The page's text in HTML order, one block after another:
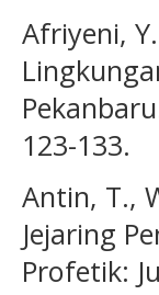
Afriyeni,
123-133.
Antin, T.,
Jejaring
Profetik: